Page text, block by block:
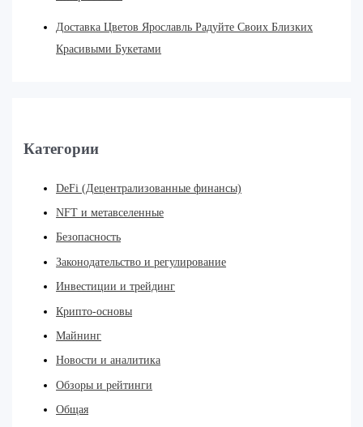
Доставка Цветов Ярославль Радуйте Своих Близких
Красивыми Букетами
Категории
DeFi (Децентрализованные финансы)
NFT и метавселенные
Безопасность
Законодательство и регулирование
Инвестиции и трейдинг
Крипто-основы
Майнинг
Новости и аналитика
Обзоры и рейтинги
Общая